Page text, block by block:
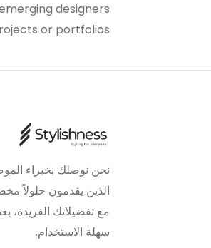
designers
or portfolios.
نحن نوصلك بخبراء
الذين يقدمون حلولاً
مع تفضيلاتك
سهلة الاستخدام.